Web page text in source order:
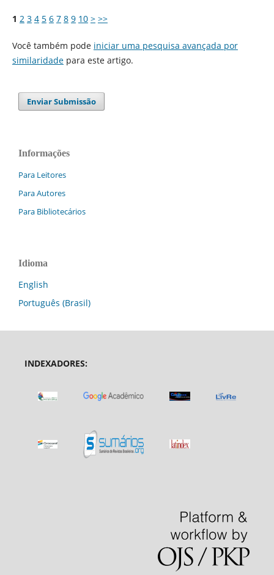
1 2 3 4 5 6 7 8 9 10 > >>
Você também pode iniciar uma pesquisa avançada por
similaridadepara este artigo.
Enviar Submissão
Informações
Para Leitores
Para Autores
Para Bibliotecários
Idioma
English
Português (Brasil)
INDEXADORES: